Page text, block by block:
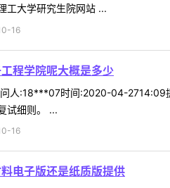
工大学研究生院网站 ...
16
程学院呢大概是多少
人:18***07时间:2020-04-2714:09
试细则。 ...
16
电子版还是纸质版提供